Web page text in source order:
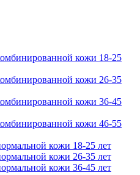
кожи 18-25
кожи 26-35
кожи 36-45
кожи 46-55
кожи 18-25 лет
кожи 26-35 лет
кожи 36-45 лет